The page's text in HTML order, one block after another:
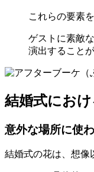
これらの要素
ゲストに素敵
演出すること
結婚式にお
意外な場所に使
結婚式の花は、想像